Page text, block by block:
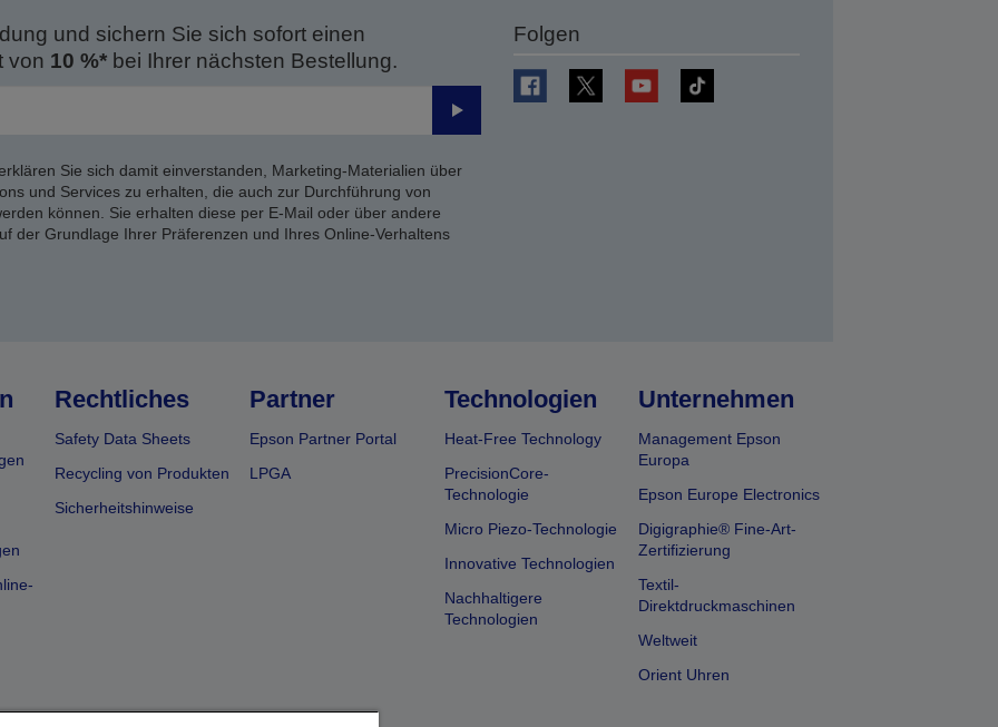
und sichern Sie sich sofort einen
von 10 %*bei Ihrer nächsten Bestellung.
Senden
Sie sich damit einverstanden, Marketing-Materialien über
und Services zu erhalten, die auch zur Durchführung von
können. Sie erhalten diese per E-Mail oder über andere
der Grundlage Ihrer Präferenzen und Ihres Online-Verhaltens
Folgen
Rechtliches
Safety Data Sheets
Recycling von Produkten
Sicherheitshinweise
Partner
Epson Partner Portal
LPGA
Technologien
Heat-Free Technology
PrecisionCore-
Technologie
Micro Piezo-Technologie
Innovative Technologien
Nachhaltigere
Technologien
Unternehmen
Management Epson
Europa
Epson Europe Electronics
Digigraphie® Fine-Art-
Zertifizierung
Textil-
Direktdruckmaschinen
Weltweit
Orient Uhren